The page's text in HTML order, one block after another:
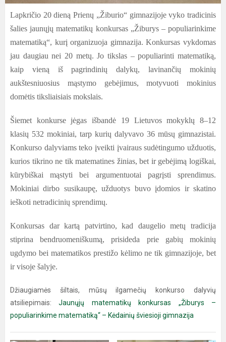
Lapkričio 20 dieną Prienų „Žiburio“ gimnazijoje vyko tradicinis
šalies jaunųjų matematikų konkursas „Žiburys – populiarinkime
matematiką“, kurį organizuoja gimnazija. Konkursas vykdomas
jau daugiau nei 20 metų. Jo tikslas – populiarinti matematiką,
kaip vieną iš pagrindinių dalykų, lavinančių mokinių
aukštesniuosius mąstymo gebėjimus, motyvuoti mokinius
domėtis tiksliaisiais mokslais.
Šiemet konkurse jėgas išbandė 19 Lietuvos mokyklų 8–12
klasių 532 mokiniai, tarp kurių dalyvavo 36 mūsų gimnazistai.
Konkurso dalyviams teko įveikti įvairaus sudėtingumo užduotis,
kurios tikrino ne tik matematines žinias, bet ir gebėjimą logiškai,
kūrybiškai mąstyti bei argumentuotai pagrįsti sprendimus.
Mokiniai dirbo susikaupę, užduotys buvo įdomios ir skatino
ieškoti netradicinių sprendimų.
Konkursas dar kartą patvirtino, kad daugelio metų tradicija
stiprina bendruomeniškumą, prisideda prie gabių mokinių
ugdymo bei matematikos prestižo kėlimo ne tik gimnazijoje, bet
ir visoje šalyje.
Džiaugiamės šiltais, mūsų ilgamečių konkurso dalyvių
atsiliepimais:Jaunųjų matematikų konkursas „Žiburys –
populiarinkime matematiką“ – Kėdainių šviesioji gimnazija